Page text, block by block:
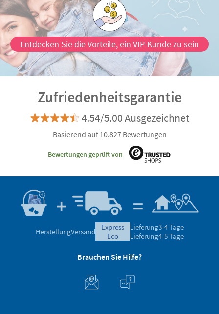
Entdecken Sie die Vorteile, ein VIP-Kunde zu sein
Zufriedenheitsgarantie
4.54/5.00 Ausgezeichnet
Basierend auf 10.827 Bewertungen
Bewertungen geprüft von
HerstellungVersand
express
eco
Lieferung3-4 Tage
Lieferung4-5 Tage
Brauchen Sie Hilfe?